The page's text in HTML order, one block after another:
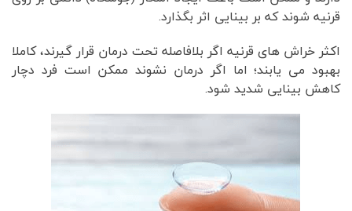
قرنیه شوند که بر بینایی اثر بگذارد.
اکثر خراش های قرنیه اگر بلافاصله تحت درمان قرار گیرند، کاملا
بهبود می یابند؛ اما اگر درمان نشوند ممکن است فرد دچار
کاهش بینایی شدید شود.